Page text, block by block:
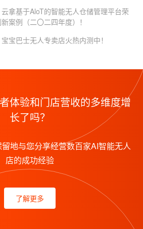
云拿基于AloT的智能无人仓储管理平台荣
案例（二〇二四年度）！
宝巴士无人专卖店火热内测中！
体验和门店营收的多维度增
长了吗？
地与您分享经营数百家AI智能无人
店的成功经验
了解更多